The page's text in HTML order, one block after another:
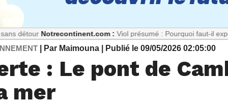
Notrecontinent.com : Viol présumé : Pourquoi faut-il exposer
| Par Maimouna | Publié le 09/05/2026 02:05:00
: Le pont de
mer